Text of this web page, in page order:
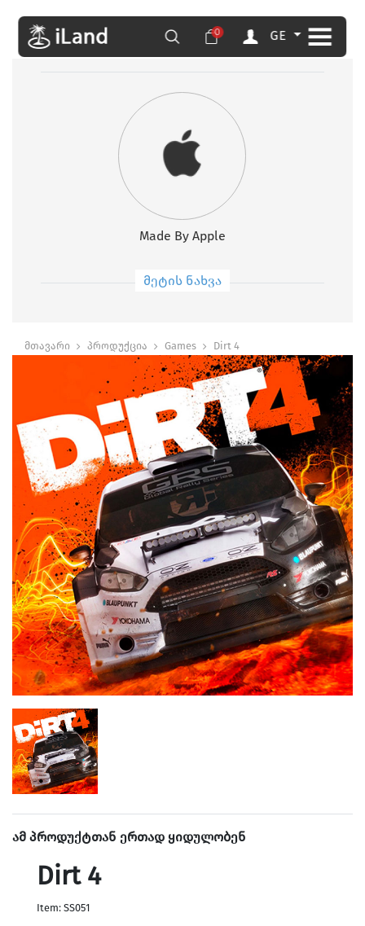
0 GE
Made By Apple
Chargers & Cables
Headphones
Home & Speakers
მეტის ნახვა
მთავარი პროდუქცია Games Dirt 4
ამ პროდუქტთან ერთად ყიდულობენ
Dirt 4
Item: SS051